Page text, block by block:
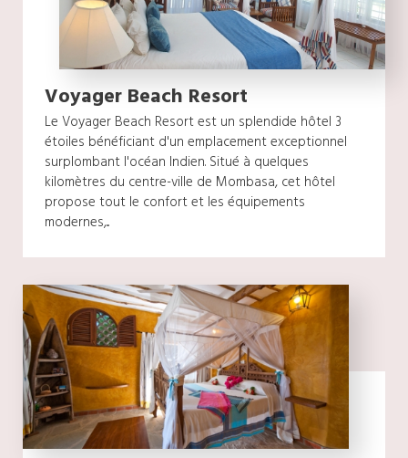
Voyager Beach Resort
Le Voyager Beach Resort est un splendide hôtel 3
étoiles bénéficiant d'un emplacement exceptionnel
surplombant l'océan Indien. Situé à quelques
kilomètres du centre-ville de Mombasa, cet hôtel
propose tout le confort et les équipements
modernes,...